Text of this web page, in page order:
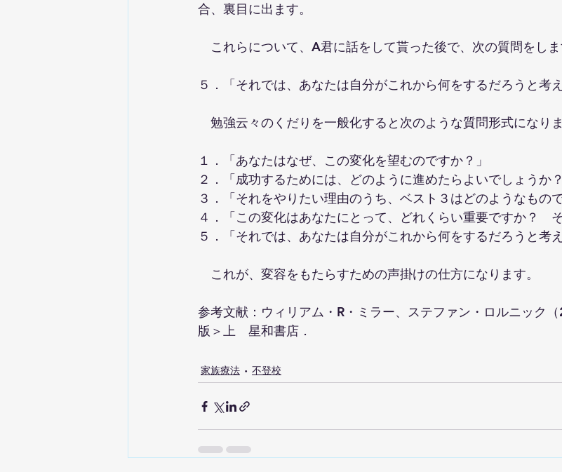
合、裏目に出ます。
これらについて、A君に話をして貰った後で、次の質問をしま
５．「それでは、あなたは自分がこれから何をするだろうと考
勉強云々のくだりを一般化すると次のような質問形式になりま
１．「あなたはなぜ、この変化を望むのですか？」
２．「成功するためには、どのように進めたらよいでしょうか？
３．「それをやりたい理由のうち、ベスト３はどのようなもの
４．「この変化はあなたにとって、どれくらい重要ですか？　
５．「それでは、あなたは自分がこれから何をするだろうと考
これが、変容をもたらすための声掛けの仕方になります。
参考文献：ウィリアム・R・ミラー、ステファン・ロルニック
版＞上　星和書店．
家族療法 不登校